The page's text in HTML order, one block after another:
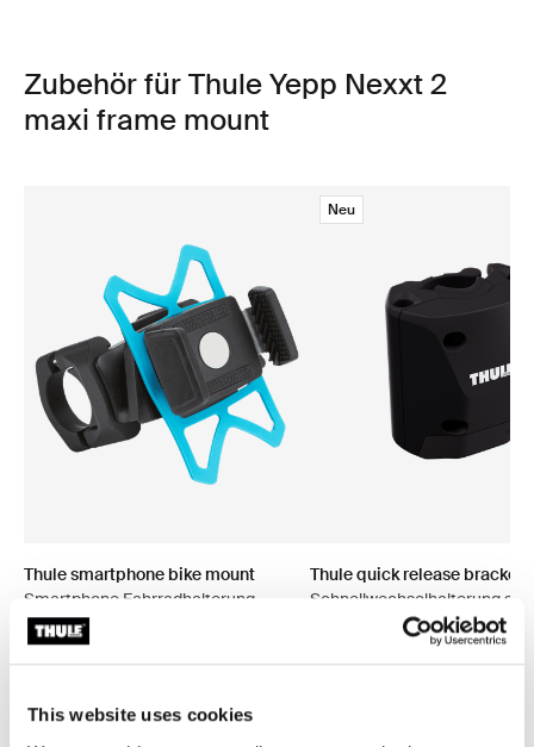
This website uses cookies
Zubehör für Thule Yepp Nexxt 2
maxi frame mount
Thule smartphone bike mount
Smartphone Fahrradhalterung
schwarz
39,95 €
Neu
Thule quick release bracket
Schnellwechselhalterung